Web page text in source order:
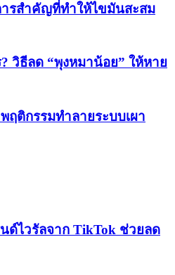
รสำคัญที่ทำให้ไขมันสะสม
วิธีลด “พุงหมาน้อย” ให้หาย
ฤติกรรมทำลายระบบเผา
นด์ไวรัลจาก TikTok ช่วยลด